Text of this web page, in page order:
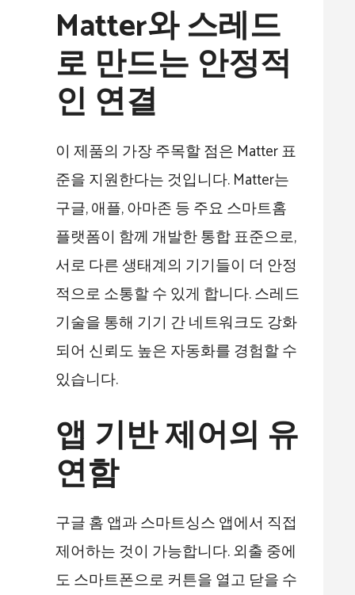
Matter와 스레드
로 만드는 안정적
인 연결
이 제품의 가장 주목할 점은 Matter 표
준을 지원한다는 것입니다. Matter는
구글, 애플, 아마존 등 주요 스마트홈
플랫폼이 함께 개발한 통합 표준으로,
서로 다른 생태계의 기기들이 더 안정
적으로 소통할 수 있게 합니다. 스레드
기술을 통해 기기 간 네트워크도 강화
되어 신뢰도 높은 자동화를 경험할 수
있습니다.
앱 기반 제어의 유
연함
구글 홈 앱과 스마트싱스 앱에서 직접
제어하는 것이 가능합니다. 외출 중에
도 스마트폰으로 커튼을 열고 닫을 수